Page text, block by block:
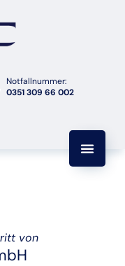
Notfallnummer:
0351 309 66 002
von